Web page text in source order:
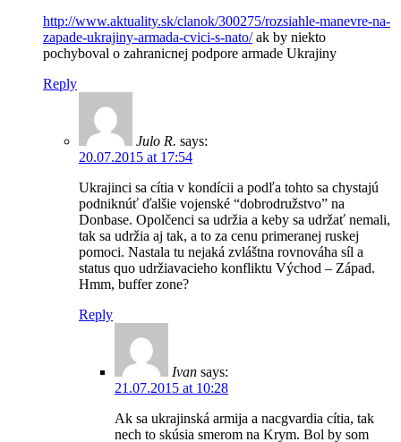
http://www.aktuality.sk/clanok/300275/rozsiahle-manevre-na-
zapade-ukrajiny-armada-cvici-s-nato/ak by niekto
pochyboval o zahranicnej podpore armade Ukrajiny
Reply
Julo R. says:
20.07.2015 at 17:54
Ukrajinci sa cítia v kondícii a podľa tohto sa chystajú
podniknúť ďalšie vojenské “dobrodružstvo” na
Donbase. Opolčenci sa udržia a keby sa udržať nemali,
tak sa udržia aj tak, a to za cenu primeranej ruskej
pomoci. Nastala tu nejaká zvláštna rovnováha síl a
status quo udržiavacieho konfliktu Východ – Západ.
Hmm, buffer zone?
Reply
Ivan says:
21.07.2015 at 10:28
Ak sa ukrajinská armija a nacgvardia cítia, tak
nech to skúsia smerom na Krym. Bol by som